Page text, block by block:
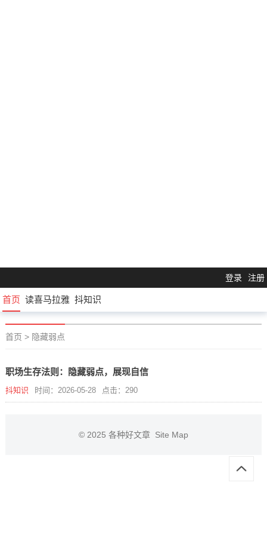
登录 注册
首页 读喜马拉雅 抖知识
首页 > 隐藏弱点
职场生存法则：隐藏弱点，展现自信
抖知识 时间：2026-05-28 点击：290
© 2025 各种好文章 Site Map